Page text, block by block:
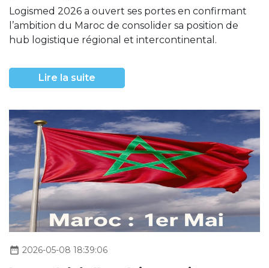
Logismed 2026 a ouvert ses portes en confirmant
l’ambition du Maroc de consolider sa position de
hub logistique régional et intercontinental.
Lire la suite
date_range 2026-05-08 18:39:06